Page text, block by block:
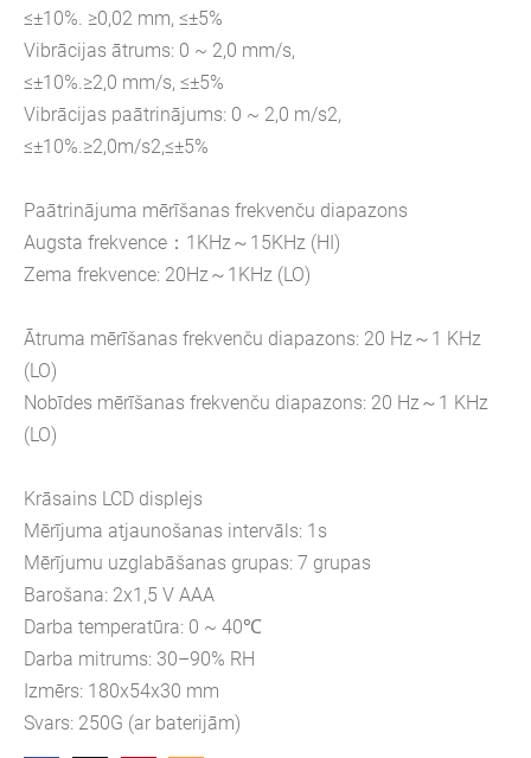
≤±10%. ≥0,02 mm, ≤±5%
Vibrācijas ātrums: 0 ~ 2,0 mm/s,
≤±10%.≥2,0 mm/s, ≤±5%
Vibrācijas paātrinājums: 0 ~ 2,0 m/s2,
≤±10%.≥2,0m/s2,≤±5%
Paātrinājuma mērīšanas frekvenču diapazons
Augsta frekvence：1KHz～15KHz (HI)
Zema frekvence: 20Hz～1KHz (LO)
Ātruma mērīšanas frekvenču diapazons: 20 Hz～1 KHz
(LO)
Nobīdes mērīšanas frekvenču diapazons: 20 Hz～1 KHz
(LO)
Krāsains LCD displejs
Mērījuma atjaunošanas intervāls: 1s
Mērījumu uzglabāšanas grupas: 7 grupas
Barošana: 2x1,5 V AAA
Darba temperatūra: 0 ~ 40℃
Darba mitrums: 30–90% RH
Izmērs: 180x54x30 mm
Svars: 250G (ar baterijām)